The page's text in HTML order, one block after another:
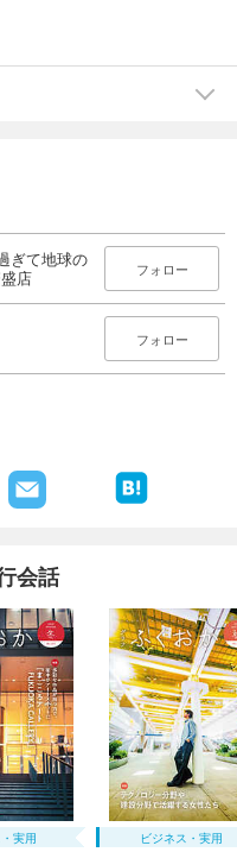
ぎて地球の
店
フォロー
フォロー
会話
実用 ビジネス・実用